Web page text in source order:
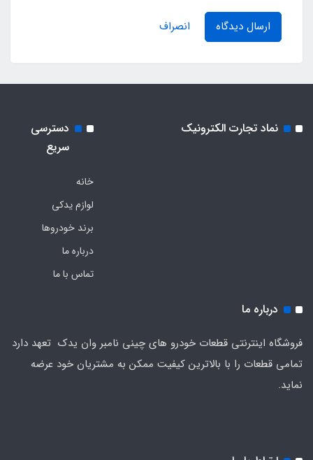
ارسال دیدگاه انصراف
نماد تجارت الکترونیک
دسترسی
سریع
خانه
لوازم یدکی
برند خودروها
درباره ما
تماس با ما
درباره ما
فروشگاه اینترنتی قطعات خودرو های چینی نامبر وان یدک تعهد دارد
تمامی قطعات را با بالاترین کیفیت ممکن به مشتریان خود عرضه
نماید.